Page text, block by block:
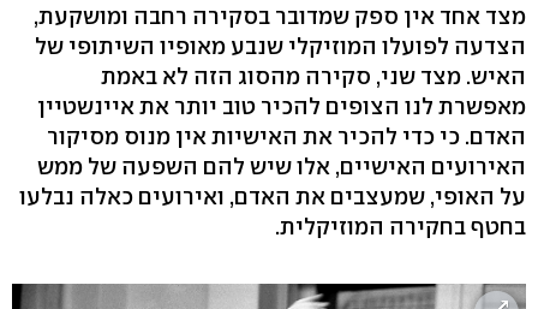
מצד אחד אין ספק שמדובר בסקירה רחבה ומושקעת,
הצדעה לפועלו המוזיקלי שנבע מאופיו השיתופי של
האיש. מצד שני, סקירה מהסוג הזה לא באמת
מאפשרת לנו הצופים להכיר טוב יותר את איינשטיין
האדם. כי כדי להכיר את האישיות אין מנוס מסיקור
האירועים האישיים, אלו שיש להם השפעה של ממש
על האופי, שמעצבים את האדם, ואירועים כאלה נבלעו
בחטף בחקירה המוזיקלית.